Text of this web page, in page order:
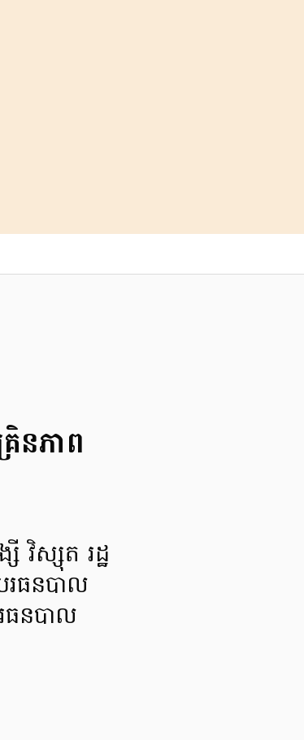
នភាព​
វិស្សុត រដ្ឋ
រធនបាល​
ធនបាល​